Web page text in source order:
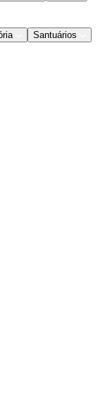
Santuários